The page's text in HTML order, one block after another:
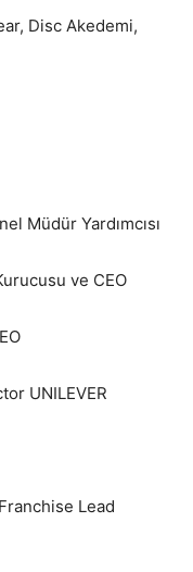
Disc Akedemi,
Müdür Yardımcısı
ve CEO
UNILEVER
Lead